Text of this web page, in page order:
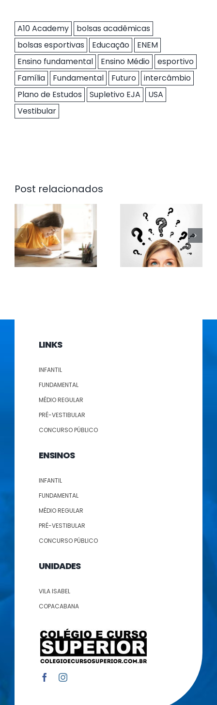
A10 Academy
bolsas acadêmicas
bolsas esportivas
Educação
ENEM
Ensino fundamental
Ensino Médio
esportivo
Família
Fundamental Futuro
intercâmbio
Plano de Estudos
Supletivo EJA
USA
Vestibular
Post relacionados
LINKS
INFANTIL
FUNDAMENTAL
MÉDIO REGULAR
PRÉ-VESTIBULAR
CONCURSO PÚBLICO
ENSINOS
INFANTIL
FUNDAMENTAL
MÉDIO REGULAR
PRÉ-VESTIBULAR
CONCURSO PÚBLICO
UNIDADES
VILA ISABEL
COPACABANA